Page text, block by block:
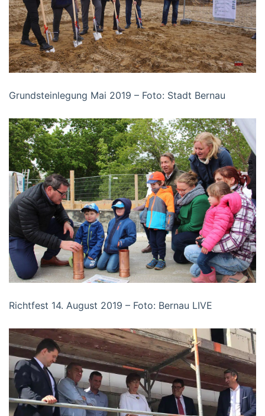
Grundsteinlegung Mai 2019 – Foto: Stadt Bernau
Richtfest 14. August 2019 – Foto: Bernau LIVE